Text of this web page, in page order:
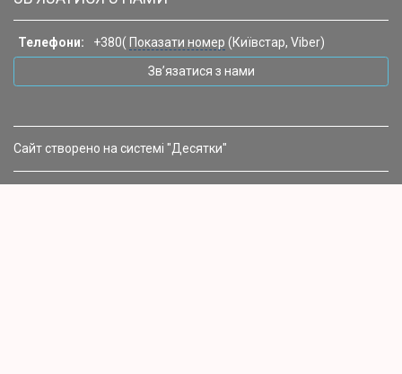
Телефони: +380( Показати номер (Київстар, Viber)
Зв’язатися з нами
Сайт створено на системі "Десятки"